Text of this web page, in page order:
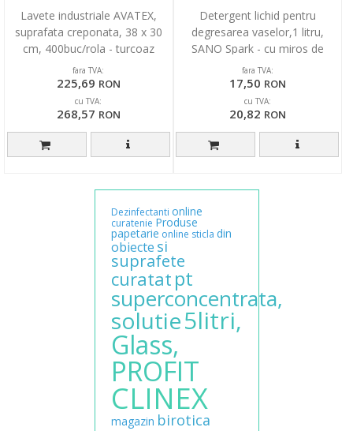
Lavete industriale AVATEX,
suprafata creponata, 38 x 30
cm, 400buc/rola - turcoaz
fara TVA:
225,69 RON
cu TVA:
268,57 RON
Detergent lichid pentru
degresarea vaselor,1 litru,
SANO Spark - cu miros de
lamaie
fara TVA:
17,50 RON
cu TVA:
20,82 RON
Dezinfectanti online
curatenie Produse
papetarie online sticla din
obiecte si
suprafete
curatat pt
superconcentrata,
solutie5litri,
Glass,
PROFIT
CLINEX
magazin birotica